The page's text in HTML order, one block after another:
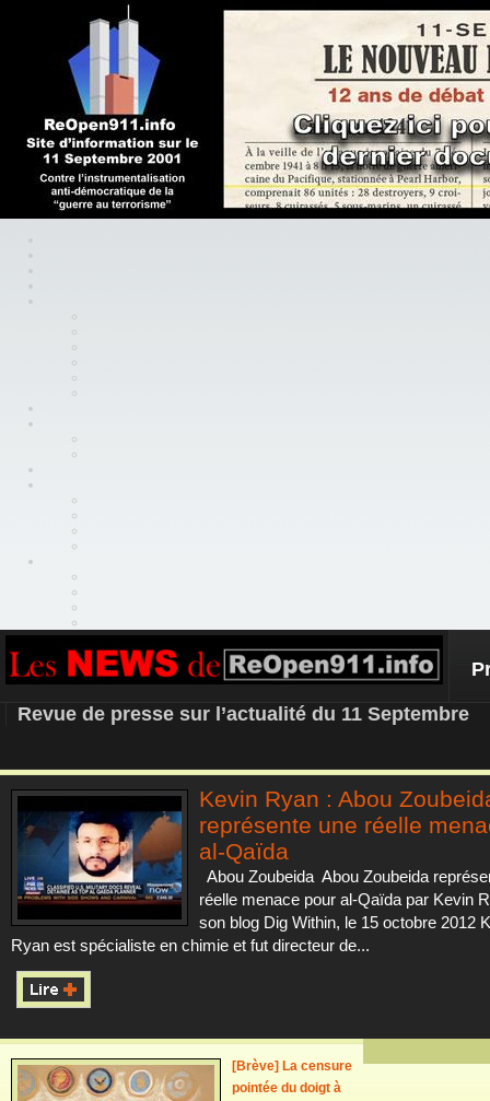
REOPEN911 – NEWS
Revue de presse sur l’actualité du 11 Septembre
Kevin Ryan : Abou
représente une réelle
al-Qaïda
Abou Zoubeida Abou Zoubeida
réelle menace pour al-Qaïda par Kevin
son blog Dig Within, le 15 octobre 2012
Ryan est spécialiste en chimie et fut directeur de...
[Brève] La censure
pointée du doigt à